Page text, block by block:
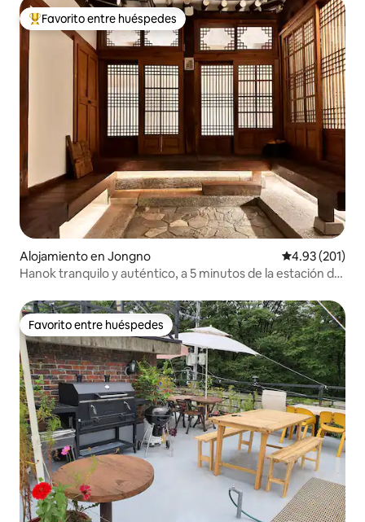
Favorito entre huéspedes preferido
Favorito entre huéspedes
Alojamiento en Jongno Calificación
4.93 (201)
Hanok tranquilo y auténtico, a 5 minutos de la estación de
Favorito entre huéspedes
Favorito entre huéspedes